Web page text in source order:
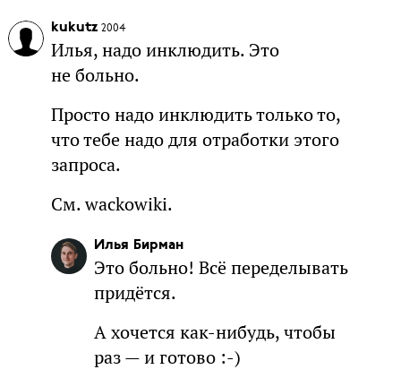
kukutz 2004
Илья, надо инклюдить. Это
не больно.
Просто надо инклюдить только то,
что тебе надо для отработки этого
запроса.
См. wackowiki.
Илья Бирман
Это больно! Всё переделывать
придётся.
А хочется как-нибудь, чтобы
раз — и готово :-)